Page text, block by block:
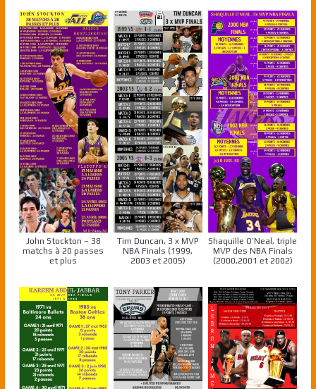
John Stockton – 38
matchs à 20 passes
et plus
Tim Duncan, 3 x MVP
NBA Finals (1999,
2003 et 2005)
Shaquille O’Neal, triple
MVP des NBA Finals
(2000,2001 et 2002)